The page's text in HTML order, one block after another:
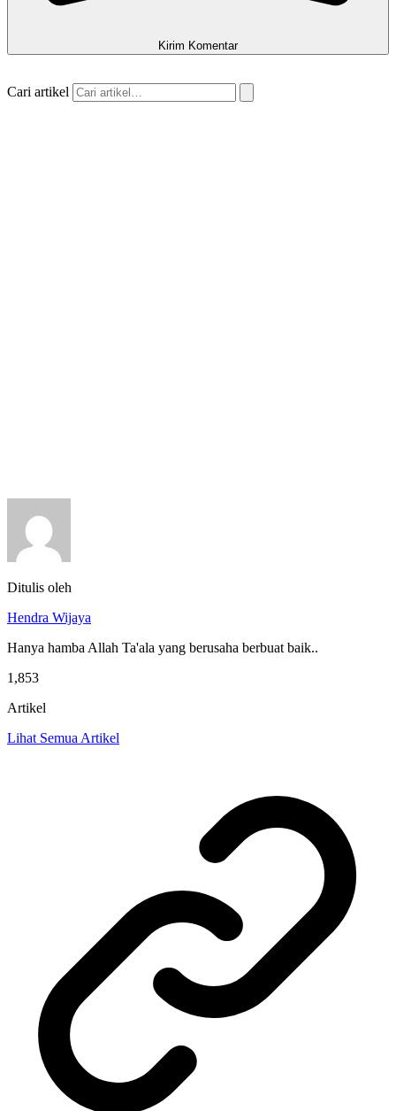
Kirim Komentar
Cari artikel
Ditulis oleh
Hendra Wijaya
Hanya hamba Allah Ta'ala yang berusaha berbuat baik..
1,853
Artikel
Lihat Semua Artikel